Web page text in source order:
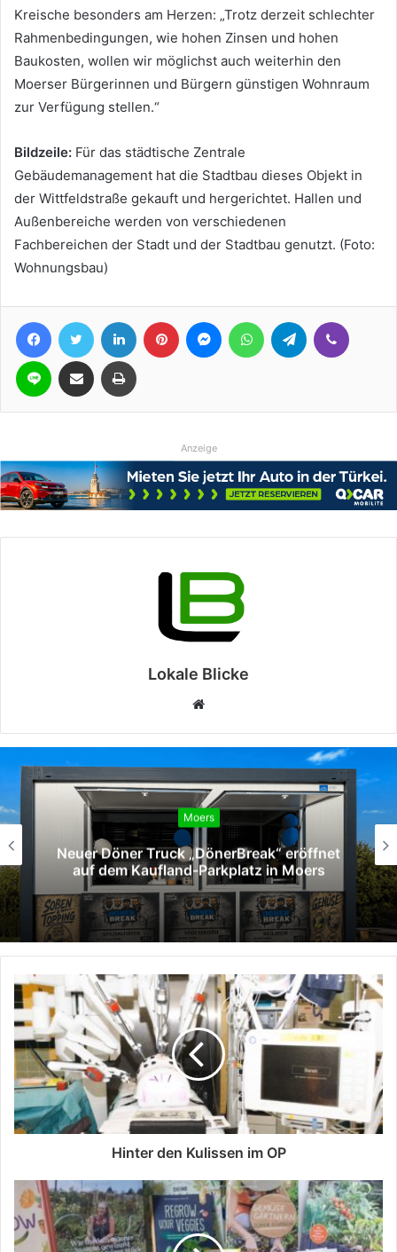
Kreische besonders am Herzen: „Trotz derzeit schlechter
Rahmenbedingungen, wie hohen Zinsen und hohen
Baukosten, wollen wir möglichst auch weiterhin den
Moerser Bürgerinnen und Bürgern günstigen Wohnraum
zur Verfügung stellen.“
Bildzeile: Für das städtische Zentrale
Gebäudemanagement hat die Stadtbau dieses Objekt in
der Wittfeldstraße gekauft und hergerichtet. Hallen und
Außenbereiche werden von verschiedenen
Fachbereichen der Stadt und der Stadtbau genutzt. (Foto:
Wohnungsbau)
FacebookTwitter LinkedIn Pinterest MessengerWhatsAppTelegram
Line Teile per E-Mail Drucken
Anzeige
Lokale Blicke
Webseite
Moers
Neuer Döner Truck „DönerBreak“ eröffnet
auf dem Kaufland-Parkplatz in Moers
Hinter den Kulissen im OP